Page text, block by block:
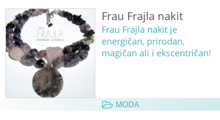
Frau Frajla nakit
Frau Frajla nakit je
energičan, prirodan,
magičan ali i ekscentričan!
MODA